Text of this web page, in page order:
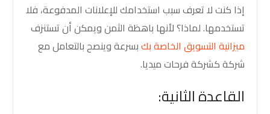
إذا كنت لا تعرف سبب استخدامك للإعلانات المدفوعة، فلا
تستخدمها. لماذا؟ لأنها باهظة الثمن ويمكن أن تستنزف
ميزانية التسويق الخاصة بكبسرعة وينصح بالتعامل مع
شركة كشركة فرحات ميديا.
القاعدة الثانية: